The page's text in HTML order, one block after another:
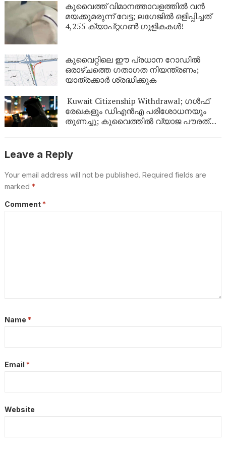
കുവൈത്ത് വിമാനത്താവളത്തിൽ വൻ
മയക്കുമരുന്ന് വേട്ട; ലഗേജിൽ ഒളിപ്പിച്ചത്
4,255 ക്യാപ്റ്റഗൺ ഗുളികകൾ!
കുവൈറ്റിലെ ഈ പ്രധാന റോഡിൽ
ഒരാഴ്ചത്തെ ഗതാഗത നിയന്ത്രണം;
യാത്രക്കാർ ശ്രദ്ധിക്കുക
Kuwait Citizenship Withdrawal; ഗൾഫ്
രേഖകളും ഡിഎൻഎ പരിശോധനയും
തുണച്ചു; കുവൈത്തിൽ വ്യാജ പൗരത്വം
Leave a Reply
Your email address will not be published. Required fields are
marked *
Comment *
Name *
Email *
Website